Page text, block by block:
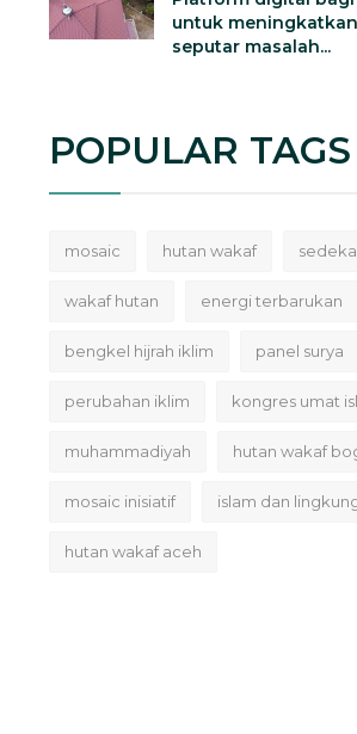
untuk
seputar masalah...
POPULAR TAGS
mosaic hutan wakaf
wakaf hutan energi terbarukan
bengkel hijrah iklim panel surya
perubahan iklim kongres umat
muhammadiyah hutan wakaf
mosaic inisiatif islam dan
hutan wakaf aceh